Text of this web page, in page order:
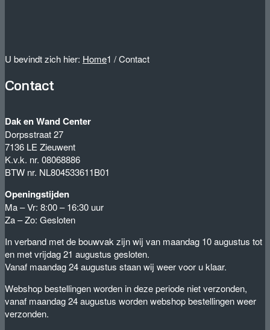
U bevindt zich hier: Home1 /Contact
Contact
Dak en Wand Center
Dorpsstraat 27
7136 LE Zieuwent
K.v.k. nr. 08068886
BTW nr. NL804533611B01
Openingstijden
Ma – Vr: 8:00 – 16:30 uur
Za – Zo: Gesloten
In verband met de bouwvak zijn wij van maandag 10 augustus tot
en met vrijdag 21 augustus gesloten.
Vanaf maandag 24 augustus staan wij weer voor u klaar.
Webshop bestellingen worden in deze periode niet verzonden,
vanaf maandag 24 augustus worden webshop bestellingen weer
verzonden.